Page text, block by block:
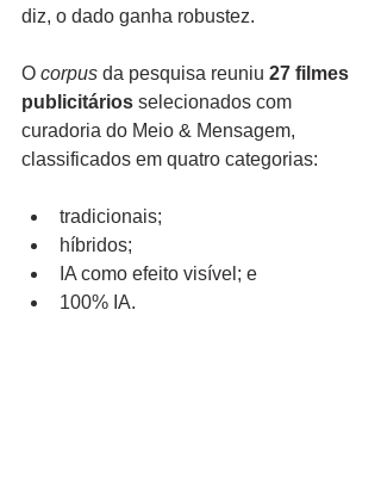
diz, o dado ganha robustez.
O corpus da pesquisa reuniu 27 filmes
publicitários selecionados com
curadoria do Meio & Mensagem,
classificados em quatro categorias:
tradicionais;
híbridos;
IA como efeito visível; e
100% IA.